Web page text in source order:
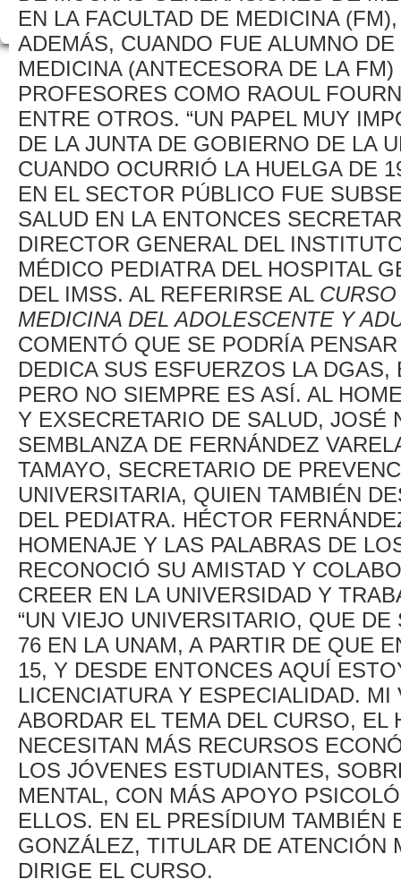
EN LA FACULTAD DE MEDICINA
ADEMÁS, CUANDO FUE ALUMNO
MEDICINA (ANTECESORA DE LA
PROFESORES COMO RAOUL
ENTRE OTROS. “UN PAPEL MUY
DE LA JUNTA DE GOBIERNO DE LA
CUANDO OCURRIÓ LA HUELGA DE
EN EL SECTOR PÚBLICO FUE
SALUD EN LA ENTONCES
DIRECTOR GENERAL DEL
MÉDICO PEDIATRA DEL HOSPITAL
DEL IMSS. AL REFERIRSE AL
MEDICINA DEL ADOLESCENTE Y
COMENTÓ QUE SE PODRÍA
DEDICA SUS ESFUERZOS LA
PERO NO SIEMPRE ES ASÍ. AL
Y EXSECRETARIO DE SALUD, JOSÉ
SEMBLANZA DE FERNÁNDEZ
TAMAYO, SECRETARIO DE
UNIVERSITARIA, QUIEN TAMBIÉN
DEL PEDIATRA. HÉCTOR
HOMENAJE Y LAS PALABRAS DE
RECONOCIÓ SU AMISTAD Y
CREER EN LA UNIVERSIDAD Y
“UN VIEJO UNIVERSITARIO, QUE
76 EN LA UNAM, A PARTIR DE QUE
15, Y DESDE ENTONCES AQUÍ
LICENCIATURA Y ESPECIALIDAD. MI
ABORDAR EL TEMA DEL CURSO,
NECESITAN MÁS RECURSOS
LOS JÓVENES ESTUDIANTES,
MENTAL, CON MÁS APOYO
ELLOS. EN EL PRESÍDIUM TAMBIÉN
GONZÁLEZ, TITULAR DE ATENCIÓN
DIRIGE EL CURSO.